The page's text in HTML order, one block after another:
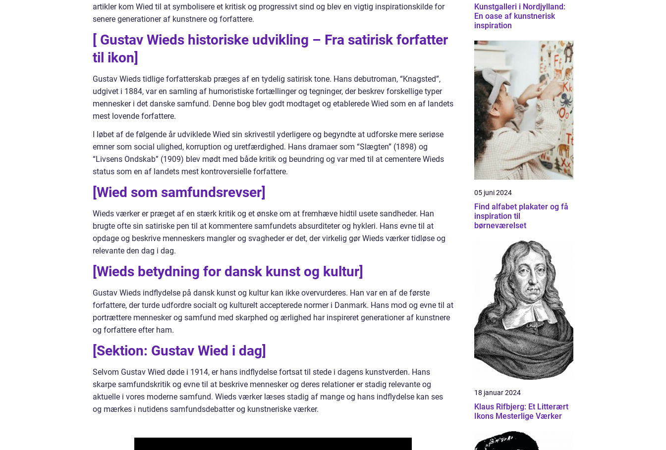
artikler kom Wied til at symbolisere et kritisk og progressivt sind og blev en vigtig inspirationskilde for
senere generationer af kunstnere og forfattere.
[ Gustav Wieds historiske udvikling – Fra satirisk forfatter
til ikon]
Gustav Wieds tidlige forfatterskab præges af en tydelig satirisk tone. Hans debutroman, “Knagsted”,
udgivet i 1884, var en samling af humoristiske fortællinger og tegninger, der beskrev forskellige typer
mennesker i det danske samfund. Denne bog blev godt modtaget og etablerede Wied som en af landets
mest lovende forfattere.
I løbet af de følgende år udviklede Wied sin skrivestil yderligere og begyndte at udforske mere seriøse
emner som social ulighed, korruption og uretfærdighed. Hans dramaer som “Slægten” (1898) og
“Livsens Ondskab” (1909) blev mødt med både kritik og beundring og var med til at cementere Wieds
status som en af landets mest kontroversielle forfattere.
[Wied som samfundsrevser]
Wieds værker er præget af en stærk kritik og et ønske om at fremhæve hidtil usete sandheder. Han
brugte ofte sin satiriske pen til at kommentere samfundets absurditeter og hykleri. Hans evne til at
opdage og beskrive menneskers mangler og svagheder er det, der virkelig gør Wieds værker tidløse og
relevante den dag i dag.
[Wieds betydning for dansk kunst og kultur]
Gustav Wieds indflydelse på dansk kunst og kultur kan ikke overvurderes. Han var en af de første
forfattere, der turde udfordre socialt og kulturelt accepterede normer i Danmark. Hans mod og evne til at
portrættere mennesker og samfund med skarphed og ærlighed har inspireret generationer af kunstnere
og forfattere efter ham.
[Sektion: Gustav Wied i dag]
Selvom Gustav Wied døde i 1914, er hans indflydelse fortsat til stede i dagens kunstverden. Hans
skarpe samfundskritik og evne til at beskrive mennesker og deres relationer er stadig relevante og
aktuelle i vores moderne samfund. Wieds værker læses stadig af mange og hans indflydelse kan ses
og mærkes i nutidens samfundsdebatter og kunstneriske værker.
Kunstgalleri i Nordjylland:
En oase af kunstnerisk
inspiration
05 juni 2024
Find alfabet plakater og få
inspiration til
børneværelset
18 januar 2024
Klaus Rifbjerg: Et Litterært
Ikons Mesterlige Værker